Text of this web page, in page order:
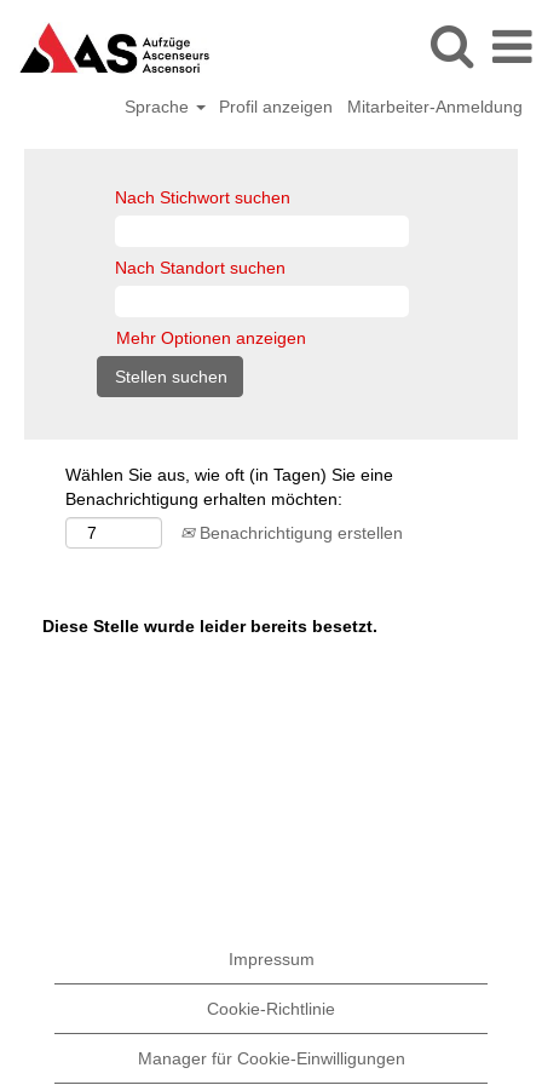
Sprache Profil anzeigen Mitarbeiter-Anmeldung
Nach Stichwort suchen
Nach Standort suchen
Mehr Optionen anzeigen
Wählen Sie aus, wie oft (in Tagen) Sie eine
Benachrichtigung erhalten möchten:
Benachrichtigung erstellen
Diese Stelle wurde leider bereits besetzt.
Impressum
Cookie-Richtlinie
Manager für Cookie-Einwilligungen